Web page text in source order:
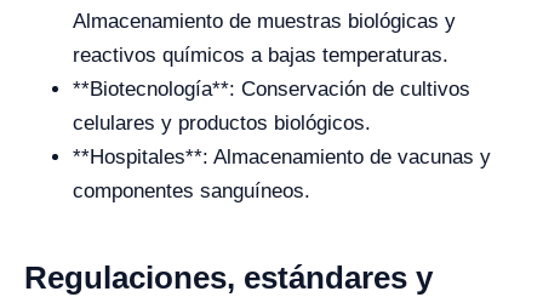
Almacenamiento de muestras biológicas y
reactivos químicos a bajas temperaturas.
**Biotecnología**: Conservación de cultivos
celulares y productos biológicos.
**Hospitales**: Almacenamiento de vacunas y
componentes sanguíneos.
Regulaciones, estándares y